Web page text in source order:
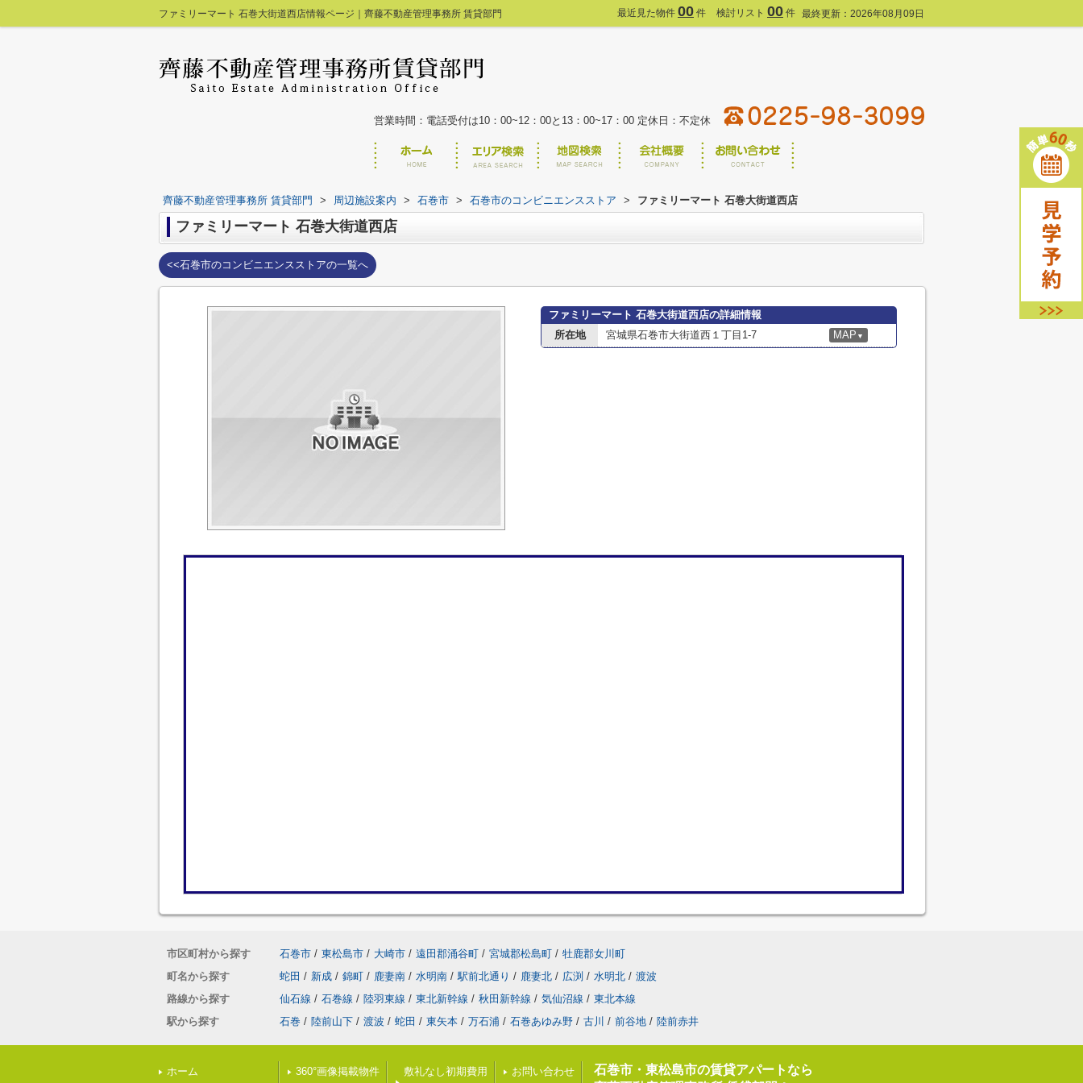
ファミリーマート 石巻大街道西店情報ページ｜齊藤不動産管理事務所 賃貸部門 最近見た物件 00 件 検討リスト 00 件 最終更新：2026年08月09日
営業時間：電話受付は10：00~12：00と13：00~17：00 定休日：不定休
齊藤不動産管理事務所 賃貸部門 > 周辺施設案内 > 石巻市 > 石巻市のコンビニエンスストア > ファミリーマート 石巻大街道西店
ファミリーマート 石巻大街道西店
<<石巻市のコンビニエンスストアの一覧へ
ファミリーマート 石巻大街道西店の詳細情報
所在地
宮城県石巻市大街道西１丁目1-7 MAP ▼
市区町村から探す 石巻市 / 東松島市 / 大崎市 / 遠田郡涌谷町 / 宮城郡松島町 / 牡鹿郡女川町
町名から探す
蛇田 / 新成 / 錦町 / 鹿妻南 / 水明南 / 駅前北通り / 鹿妻北 / 広渕 / 水明北 / 渡波
路線から探す
仙石線 / 石巻線 / 陸羽東線 / 東北新幹線 / 秋田新幹線 / 気仙沼線 / 東北本線
駅から探す
石巻 / 陸前山下 / 渡波 / 蛇田 / 東矢本 / 万石浦 / 石巻あゆみ野 / 古川 / 前谷地 / 陸前赤井
ホーム 360°画像掲載物件 敷礼なし初期費用 お問い合わせ
石巻市・東松島市の賃貸アパートなら